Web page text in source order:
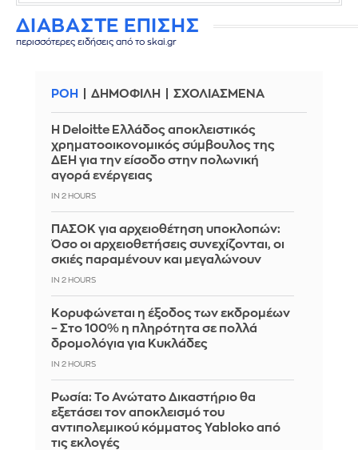
ΔΙΑΒΑΣΤΕ ΕΠΙΣΗΣ
περισσότερες ειδήσεις από το skai.gr
ΡΟΗ ΔΗΜΟΦΙΛΗ ΣΧΟΛΙΑΣΜΕΝΑ
Η Deloitte Ελλάδος αποκλειστικός
χρηματοοικονομικός σύμβουλος της
ΔΕΗ για την είσοδο στην πολωνική
αγορά ενέργειας
IN 2 HOURS
ΠΑΣΟΚ για αρχειοθέτηση υποκλοπών:
Όσο οι αρχειοθετήσεις συνεχίζονται, οι
σκιές παραμένουν και μεγαλώνουν
IN 2 HOURS
Κορυφώνεται η έξοδος των εκδρομέων
– Στο 100% η πληρότητα σε πολλά
δρομολόγια για Κυκλάδες
IN 2 HOURS
Ρωσία: Το Ανώτατο Δικαστήριο θα
εξετάσει τον αποκλεισμό του
αντιπολεμικού κόμματος Yabloko από
τις εκλογές